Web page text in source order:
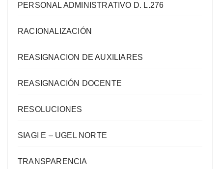
PERSONAL ADMINISTRATIVO D. L.276
RACIONALIZACIÓN
REASIGNACION DE AUXILIARES
REASIGNACIÓN DOCENTE
RESOLUCIONES
SIAGI E – UGEL NORTE
TRANSPARENCIA